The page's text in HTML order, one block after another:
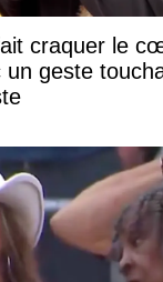
craquer le
un geste